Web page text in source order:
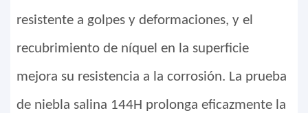
resistente a golpes y deformaciones, y el
recubrimiento de níquel en la superficie
mejora su resistencia a la corrosión. La prueba
de niebla salina 144H prolonga eficazmente la